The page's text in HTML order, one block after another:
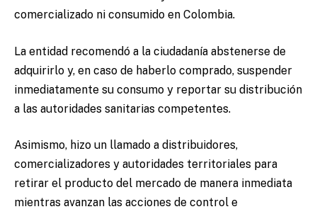
comercializado ni consumido en Colombia.
La entidad recomendó a la ciudadanía abstenerse de
adquirirlo y, en caso de haberlo comprado, suspender
inmediatamente su consumo y reportar su distribución
a las autoridades sanitarias competentes.
Asimismo, hizo un llamado a distribuidores,
comercializadores y autoridades territoriales para
retirar el producto del mercado de manera inmediata
mientras avanzan las acciones de control e